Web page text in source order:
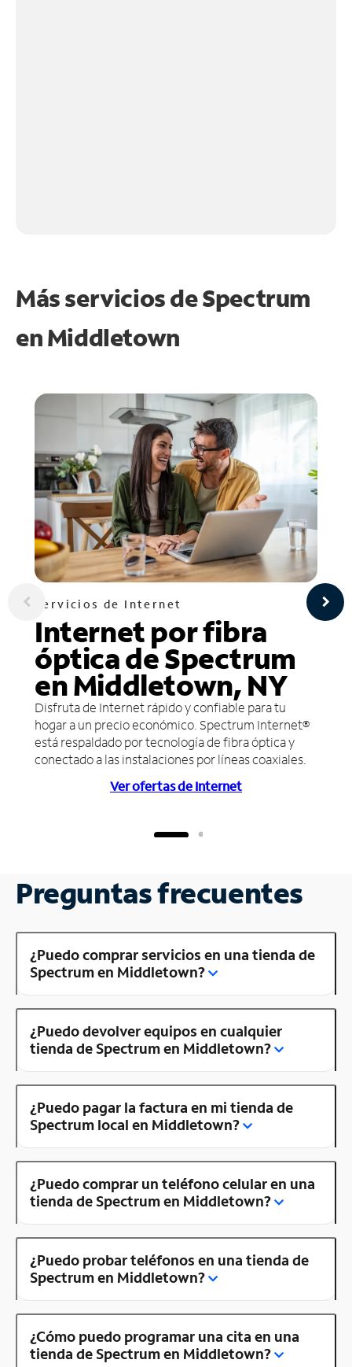
Más servicios de Spectrum
enMiddletown
Servicios de Internet
Internet por fibra
óptica de Spectrum
en Middletown, NY
Disfruta de Internet rápido y confiable para tu
hogar a un precio económico. Spectrum Internet®
está respaldado por tecnología de fibra óptica y
conectado a las instalaciones por líneas coaxiales.
Ver ofertas de Internet
Preguntas frecuentes
¿Puedo comprar servicios en una tienda de
Spectrum en Middletown?
¿Puedo devolver equipos en cualquier
tienda de Spectrum en Middletown?
¿Puedo pagar la factura en mi tienda de
Spectrum local en Middletown?
¿Puedo comprar un teléfono celular en una
tienda de Spectrum en Middletown?
¿Puedo probar teléfonos en una tienda de
Spectrum en Middletown?
¿Cómo puedo programar una cita en una
tienda de Spectrum en Middletown?